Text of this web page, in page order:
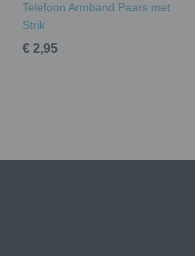
Telefoon Armband Paars met
Strik
€ 2,95